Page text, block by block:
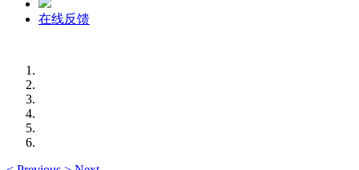
在线反馈